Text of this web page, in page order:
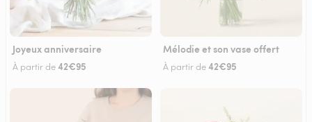
Joyeux anniversaire
À partir de42€95
Mélodie et son vase offert
À partir de42€95